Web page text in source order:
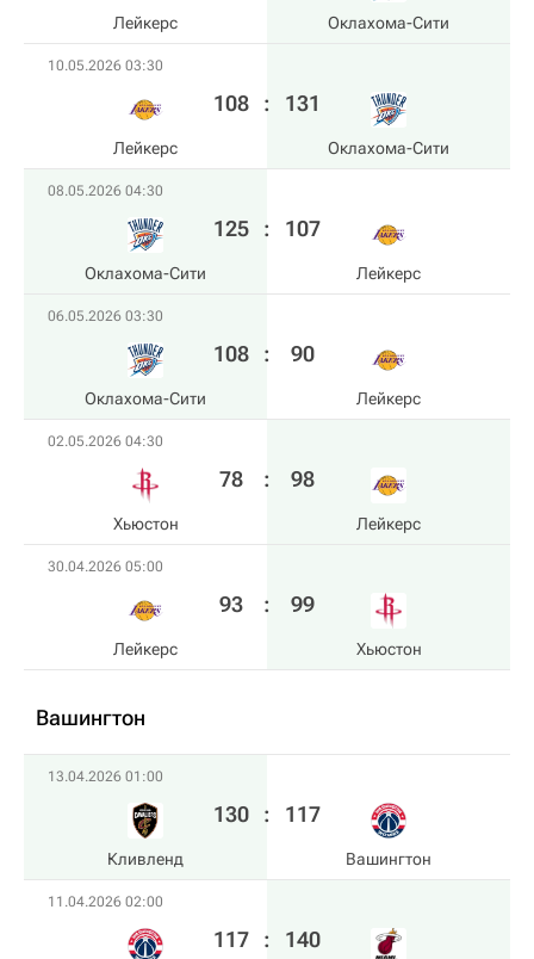
Лейкерс Оклахома-Сити
10.05.2026 03:30
Лейкерс
108 : 131
Оклахома-Сити
08.05.2026 04:30
Оклахома-Сити
125 : 107
Лейкерс
06.05.2026 03:30
Оклахома-Сити
108 : 90
Лейкерс
02.05.2026 04:30
Хьюстон
78 : 98
Лейкерс
30.04.2026 05:00
Лейкерс
93 : 99
Хьюстон
Вашингтон
13.04.2026 01:00
Кливленд
130 : 117
Вашингтон
11.04.2026 02:00
117 : 140